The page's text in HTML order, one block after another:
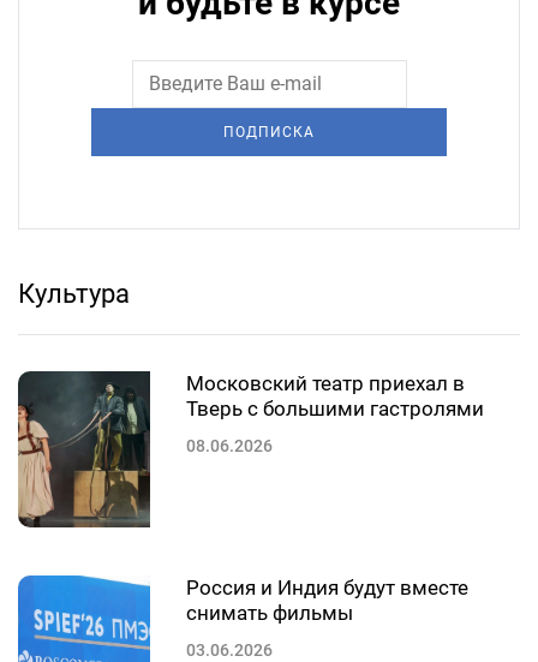
ПОДПИСКА
Культура
Московский театр приехал в
Тверь с большими гастролями
08.06.2026
Россия и Индия будут вместе
снимать фильмы
03.06.2026